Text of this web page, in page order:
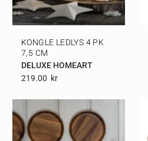
KONGLE LEDLYS 4 PK
7,5 CM
DELUXE HOMEART
219.00 Kr